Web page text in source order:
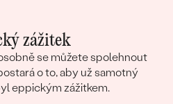
zážitek
se můžete spolehnout
o to, aby už samotný
eppickým zážitkem.